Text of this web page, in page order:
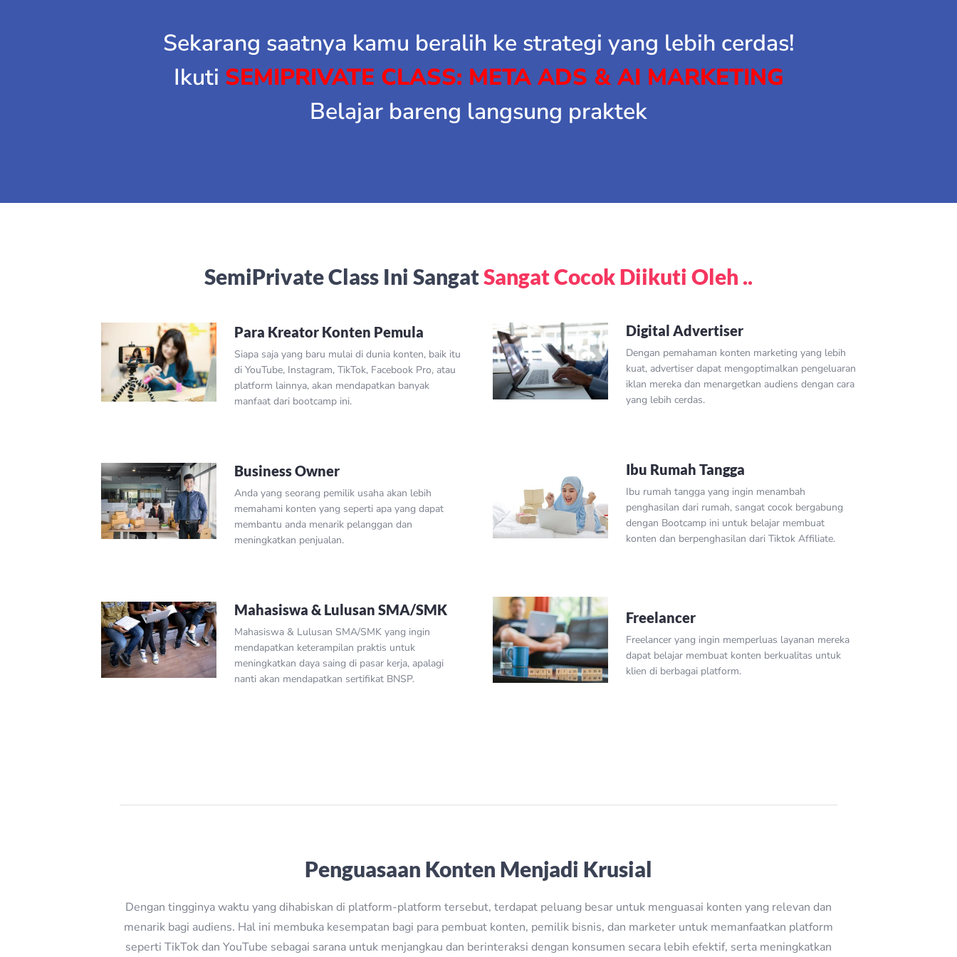
Sekarang saatnya kamu beralih ke strategi yang lebih cerdas!
Ikuti SEMIPRIVATE CLASS: META ADS & AI MARKETING
Belajar bareng langsung praktek
SemiPrivate Class Ini SangatSangat Cocok Diikuti Oleh ..
Para Kreator Konten Pemula
Siapa saja yang baru mulai di dunia konten, baik itu
di YouTube, Instagram, TikTok, Facebook Pro, atau
platform lainnya, akan mendapatkan banyak
manfaat dari bootcamp ini.
Business Owner
Anda yang seorang pemilik usaha akan lebih
memahami konten yang seperti apa yang dapat
membantu anda menarik pelanggan dan
meningkatkan penjualan.
Mahasiswa & Lulusan SMA/SMK
Mahasiswa & Lulusan SMA/SMK yang ingin
mendapatkan keterampilan praktis untuk
meningkatkan daya saing di pasar kerja, apalagi
nanti akan mendapatkan sertifikat BNSP.
Digital Advertiser
Dengan pemahaman konten marketing yang lebih
kuat, advertiser dapat mengoptimalkan pengeluaran
iklan mereka dan menargetkan audiens dengan cara
yang lebih cerdas.
Ibu Rumah Tangga
Ibu rumah tangga yang ingin menambah
penghasilan dari rumah, sangat cocok bergabung
dengan Bootcamp ini untuk belajar membuat
konten dan berpenghasilan dari Tiktok Affiliate.
Freelancer
Freelancer yang ingin memperluas layanan mereka
dapat belajar membuat konten berkualitas untuk
klien di berbagai platform.
Penguasaan Konten Menjadi Krusial
Dengan tingginya waktu yang dihabiskan di platform-platform tersebut, terdapat peluang besar untuk menguasai konten yang relevan dan
menarik bagi audiens. Hal ini membuka kesempatan bagi para pembuat konten, pemilik bisnis, dan marketer untuk memanfaatkan platform
seperti TikTok dan YouTube sebagai sarana untuk menjangkau dan berinteraksi dengan konsumen secara lebih efektif, serta meningkatkan